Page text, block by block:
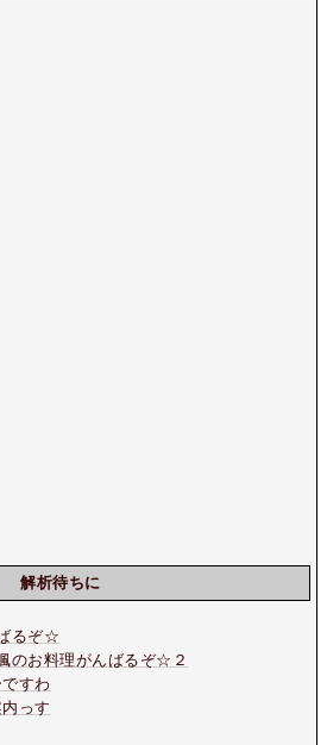
解析待ちに
るぞ☆
のお料理がんばるぞ☆２
すわ
っす